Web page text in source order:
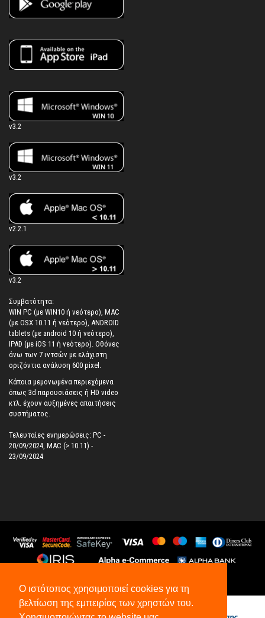
Ο ιστότοπος χρησιμοποιεί cookies για τη
βελτίωση της εμπειρίας των χρηστών του.
v3.2
v3.2
v2.2.1
v3.2
Συμβατότητα:
WIN PC (με WIN10 ή νεότερο), MAC
(με OSX 10.11 ή νεότερο), ANDROID
tablets (με android 10 ή νεότερο),
IPAD (με iOS 11 ή νεότερο). Oθόνες
άνω των 7 ιντσών με ελάχιστη
οριζόντια ανάλυση 600 pixel.
Κάποια μεμονωμένα περιεχόμενα
όπως 3d παρουσιάσεις ή HD video
κτλ. έχουν αυξημένες απαιτήσεις
συστήματος.
Τελευταίες ενημερώσεις: PC -
20/09/2024, MAC (> 10.11) -
23/09/2024
©2026All Rights Reserved.